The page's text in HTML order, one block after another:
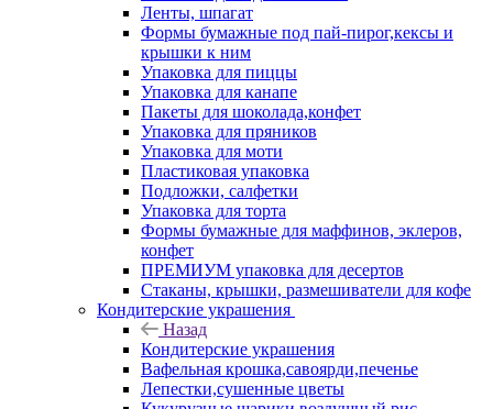
Ленты, шпагат
Формы бумажные под пай-пирог,кексы и
крышки к ним
Упаковка для пиццы
Упаковка для канапе
Пакеты для шоколада,конфет
Упаковка для пряников
Упаковка для моти
Пластиковая упаковка
Подложки, салфетки
Упаковка для торта
Формы бумажные для маффинов, эклеров,
конфет
ПРЕМИУМ упаковка для десертов
Стаканы, крышки, размешиватели для кофе
Кондитерские украшения
Назад
Кондитерские украшения
Вафельная крошка,савоярди,печенье
Лепестки,сушенные цветы